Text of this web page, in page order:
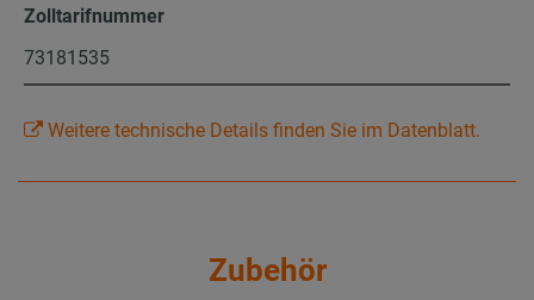
Zolltarifnummer
73181535
Weitere technische Details finden Sie im Datenblatt.
Zubehör